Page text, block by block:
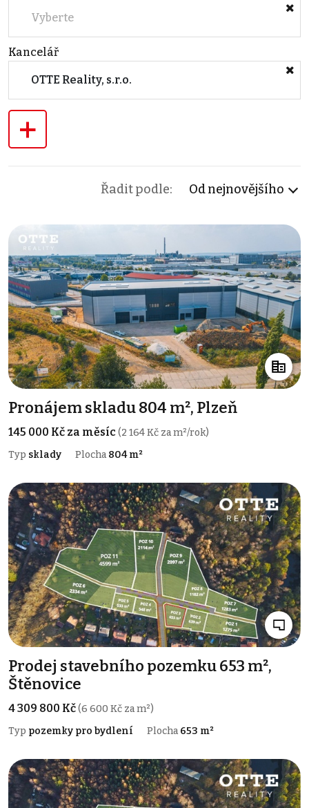
Vyberte
Kancelář
OTTE Reality, s.r.o.
+
Řadit podle: Od nejnovějšího
Pronájem skladu 804 m², Plzeň
145 000 Kč za měsíc(2 164 Kč za m²/rok)
Typ sklady Plocha 804 m²
Prodej stavebního pozemku 653 m²,
Štěnovice
4 309 800 Kč(6 600 Kč za m²)
Typ pozemky pro bydlení Plocha 653 m²